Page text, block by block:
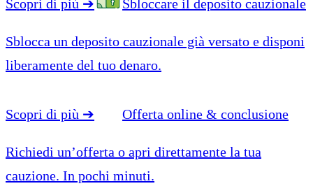
Scopri di più ➔ Sbloccare il deposito cauzionale
Sblocca un deposito cauzionale già versato e disponi
liberamente del tuo denaro.
Scopri di più ➔ Offerta online & conclusione
Richiedi un’offerta o apri direttamente la tua
cauzione. In pochi minuti.